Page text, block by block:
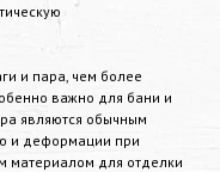
и пара, чем более
важно для бани и
являются обычным
и деформации при
материалом для отделки